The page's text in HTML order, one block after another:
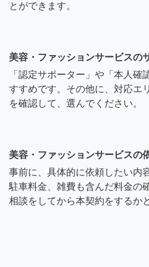
とができます。
美容・ファッションサービスの
「認定サポーター」や「本人確
すすめです。その他に、対応エ
を確認して、選んでください。
美容・ファッションサービスの
事前に、具体的に依頼したい内
駐車料金、雑費も含んだ料金の
相談をしてから本契約をするか